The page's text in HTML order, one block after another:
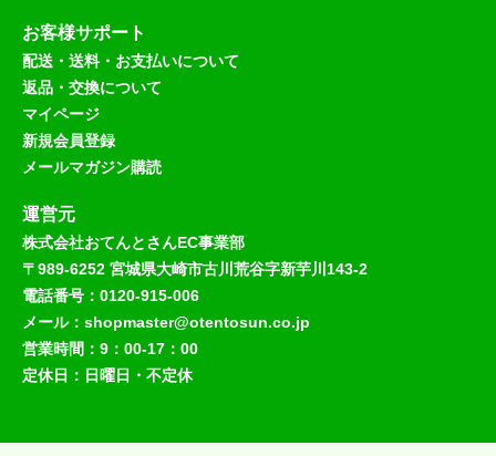
お客様サポート
配送・送料・お支払いについて
返品・交換について
マイページ
新規会員登録
メールマガジン購読
運営元
株式会社おてんとさんEC事業部
〒989-6252 宮城県大崎市古川荒谷字新芋川143-2
電話番号：0120-915-006
メール：shopmaster@otentosun.co.jp
営業時間：9：00-17：00
定休日：日曜日・不定休